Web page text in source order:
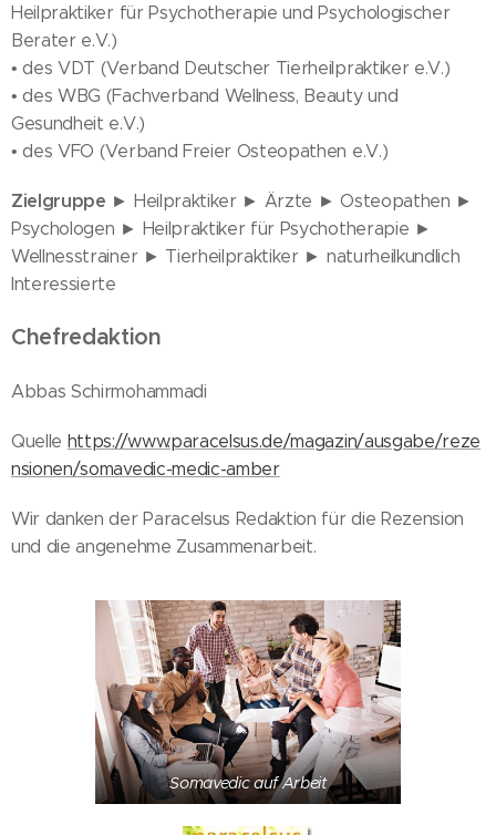
Heilpraktiker für Psychotherapie und Psychologischer
Berater e.V.)
• des VDT (Verband Deutscher Tierheilpraktiker e.V.)
• des WBG (Fachverband Wellness, Beauty und
Gesundheit e.V.)
• des VFO (Verband Freier Osteopathen e.V.)
Zielgruppe ► Heilpraktiker ► Ärzte ► Osteopathen ►
Psychologen ► Heilpraktiker für Psychotherapie ►
Wellnesstrainer ► Tierheilpraktiker ► naturheilkundlich
Interessierte
Chefredaktion
Abbas Schirmohammadi
Quelle https://www.paracelsus.de/magazin/ausgabe/reze
nsionen/somavedic-medic-amber
Wir danken der Paracelsus Redaktion für die Rezension
und die angenehme Zusammenarbeit.
Somavedic auf Arbeit